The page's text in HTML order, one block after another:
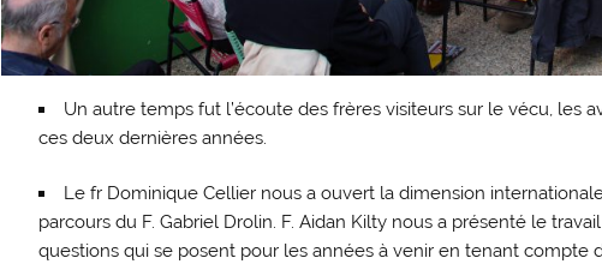
Un autre temps fut l’écoute des frères visiteurs sur le vécu, les
ces deux dernières années.
Le fr Dominique Cellier nous a ouvert la dimension
parcours du F. Gabriel Drolin. F. Aidan Kilty nous a présenté le
questions qui se posent pour les années à venir en tenant compte